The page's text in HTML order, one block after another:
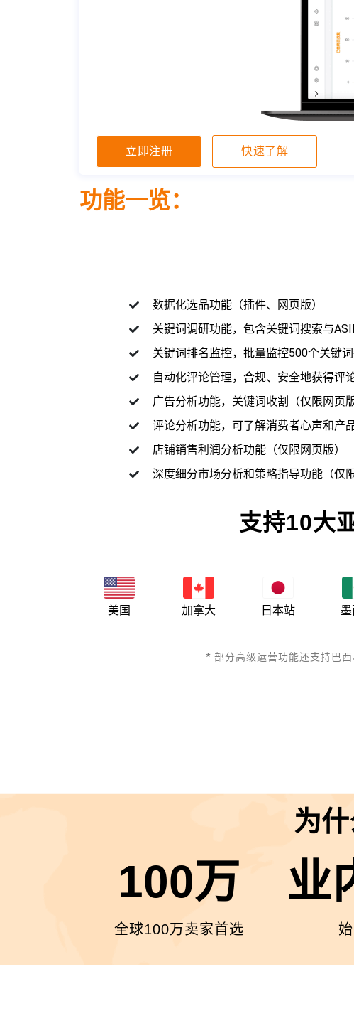
立即注册 快速了解
功能一览：
数据化选品功能（插件、网页版）
关键词调研功能，包含关键词搜索与
关键词排名监控，批量监控500个关键
自动化评论管理，合规、安全地获得评
广告分析功能，关键词收割（仅限网页版
评论分析功能，可了解消费者心声和产
店铺销售利润分析功能（仅限网页版）
深度细分市场分析和策略指导功能（仅
支持10大
美国 加拿大 日本站
* 部分高级运营功能还支持巴
为
100万
全球100万卖家首选
业